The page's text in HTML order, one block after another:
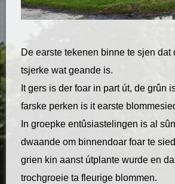
De earste tekenen binne te sjen dat
tsjerke wat geande is.
It gers is der foar in part út, de grûn
farske perken is it earste
In groepke entûsiastelingen is al
dwaande om binnendoar foar te
grien kin aanst útplante wurde en
trochgroeie ta fleurige blommen.